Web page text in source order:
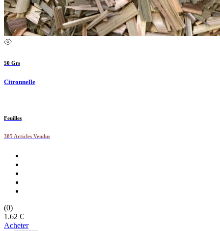
50 Grs
Citronnelle
Feuilles
385 Articles Vendus
(0)
1.62 €
Acheter